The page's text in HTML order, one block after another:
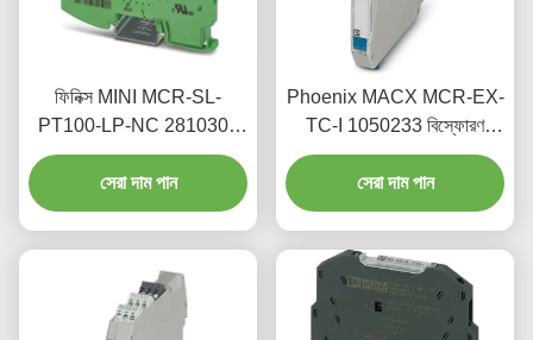
ফিনিক্স MINI MCR-SL-
PT100-LP-NC 2810308
যথার্থ তাপমাত্রা সেন্সর ট্রান্সমিটার
সেরা দাম পান
Phoenix MACX MCR-EX-
TC-I 1050233 বিস্ফোরণ
প্রতিরোধী তাপমাত্রা পরিমাপ
ট্রান্সমিটার
সেরা দাম পান